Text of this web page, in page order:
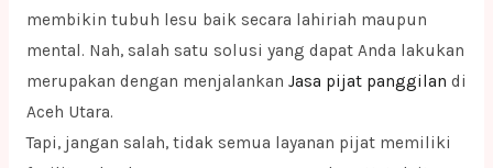
membikin tubuh lesu baik secara lahiriah maupun
mental. Nah, salah satu solusi yang dapat Anda lakukan
merupakan dengan menjalankan Jasa pijat panggilan di
Aceh Utara.
Tapi, jangan salah, tidak semua layanan pijat memiliki